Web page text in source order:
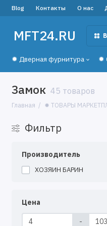
Blog Контакты О нас
MFT24.RU
✹ Дверная фурнитура ✹
Замок 45 товаров
Главная ✹ ТОВАРЫ
Фильтр
Производитель
ХОЗЯИН БАРИН
Цена
-